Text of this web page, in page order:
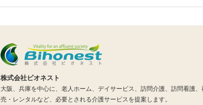
株式会社ビオネスト
大阪、兵庫を中心に、老人ホーム、デイサービス、訪問介護、訪問看護、
売・レンタルなど、必要とされる介護サービスを提案します。